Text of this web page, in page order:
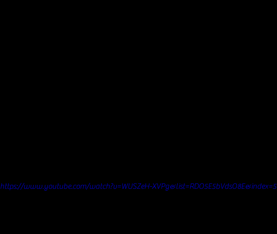
https://www.youtube.com/watch?v=WUSZeH-XVPg&list=RDO5E5bVdsO8E&index=5